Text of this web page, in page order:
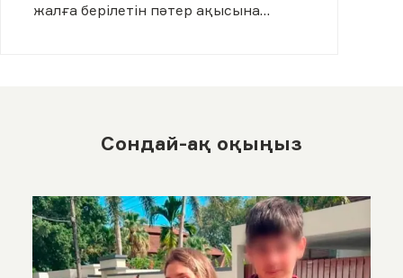
жалға берілетін пәтер ақысына
Сондай-ақ оқыңыз